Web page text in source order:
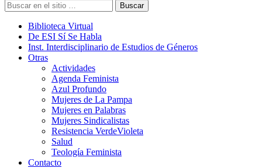
Buscar
Biblioteca Virtual
De ESI Sí Se Habla
Inst. Interdisciplinario de Estudios de Géneros
Otras
Actividades
Agenda Feminista
Azul Profundo
Mujeres de La Pampa
Mujeres en Palabras
Mujeres Sindicalistas
Resistencia VerdeVioleta
Salud
Teología Feminista
Contacto